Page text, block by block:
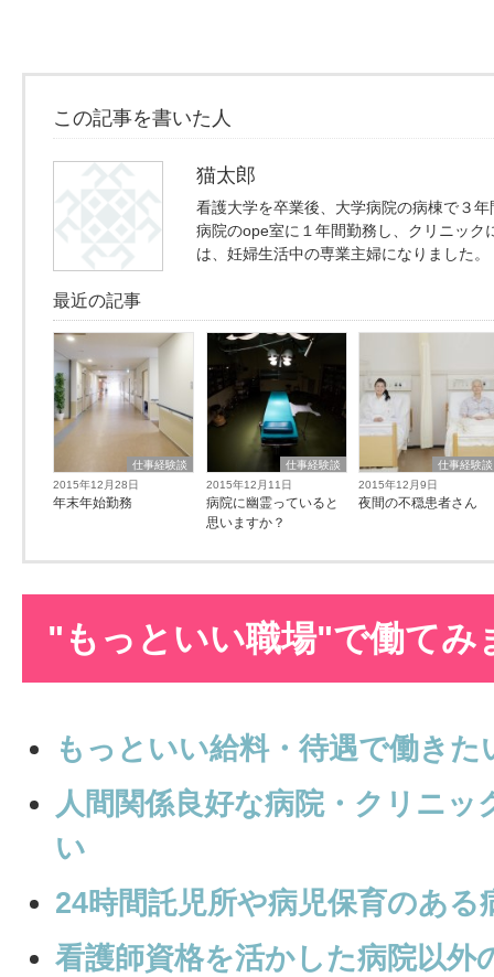
この記事を書いた人
猫太郎
看護大学を卒業後、大学病院の病棟で３
病院のope室に１年間勤務し、クリニック
は、妊婦生活中の専業主婦になりました。
最近の記事
仕事経験談
2015年12月28日
年末年始勤務
仕事経験談
2015年12月11日
病院に幽霊っていると
思いますか？
仕事経験談
2015年12月9日
夜間の不穏患者さん
"もっといい職場"で働てみ
もっといい給料・待遇で働きた
人間関係良好な病院・クリニッ
い
24時間託児所や病児保育のある
看護師資格を活かした病院以外